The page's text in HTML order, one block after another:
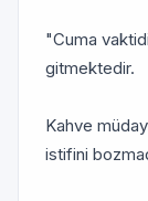
"Cuma
gitmektedir.
Kahve
istifini